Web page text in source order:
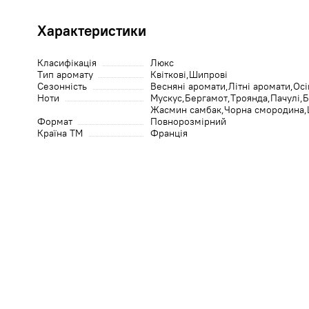
Характеристики
Класифікація
Люкс
Тип аромату
Квіткові Шипрові
Сезонність
Весняні аромати Літні аромати
Ноти
Мускус Бергамот Троянда Пачулі
Жасмин самбак Чорна смородина
Формат
Повнорозмірний
Країна ТМ
Франція